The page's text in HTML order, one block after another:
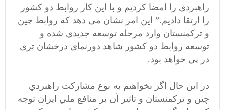
راهبردی را امضا کردیم و با این کار روابط دو کشور
را ارتقا دادیم.” این امر نشان می دهد که روابط چین
و ترکمنستان وارد مرحله توسعه جدیدي شده و
توسعه روابط دو کشور شاهد دورنمای درخشان تری
در پي خواهد بود.
در اين حال اگر بخواهيم به نوع مشاركت راهبردي
چين و تركمنستان و تاثير آن بر منافع ملي ايران توجه